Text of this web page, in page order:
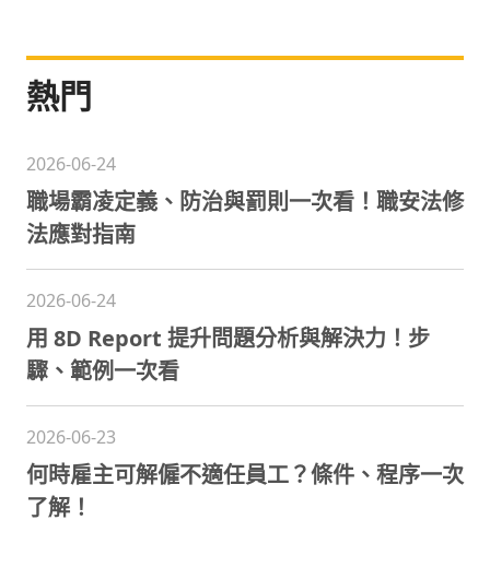
熱門
2026-06-24
職場霸凌定義、防治與罰則一次看！職安法修
法應對指南
2026-06-24
用 8D Report 提升問題分析與解決力！步
驟、範例一次看
2026-06-23
何時雇主可解僱不適任員工？條件、程序一次
了解！